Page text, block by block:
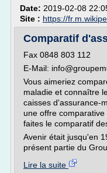
Date: 2019-02-08
Site : https://
Comparatif
Fax 0848 803 112
E-Mail:
Vous aimeriez
maladie et connaître
caisses d'assurance-
une offre
faites le comparatif
Avenir était jusqu'en
présent partie du
Lire la suite